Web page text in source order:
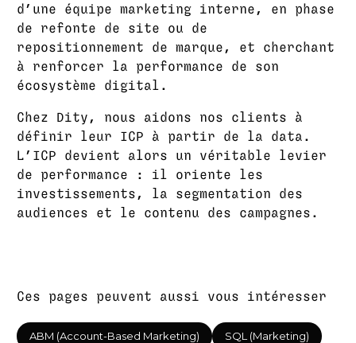
d’une équipe marketing interne, en phase
de refonte de site ou de
repositionnement de marque, et cherchant
à renforcer la performance de son
écosystème digital.
Chez Dity, nous aidons nos clients à
définir leur ICP à partir de la data.
L’ICP devient alors un véritable levier
de performance : il oriente les
investissements, la segmentation des
audiences et le contenu des campagnes.
Ces pages peuvent aussi vous intéresser
ABM (Account-Based Marketing) SQL (Marketing)